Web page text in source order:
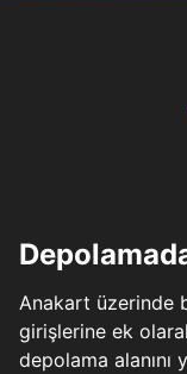
Anakart üzerinde
girişlerine ek
depolama